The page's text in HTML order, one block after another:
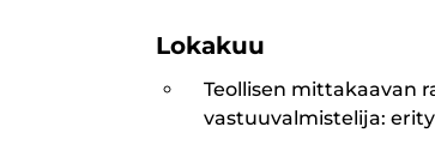
Lokakuu
Teollisen mittakaavan
vastuuvalmistelija: